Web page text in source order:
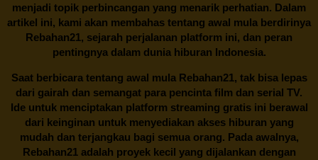
menjadi topik perbincangan yang menarik perhatian. Dalam
artikel ini, kami akan membahas tentang awal mula berdirinya
Rebahan21, sejarah perjalanan platform ini, dan peran
pentingnya dalam dunia hiburan Indonesia.
Saat berbicara tentang awal mula Rebahan21, tak bisa lepas
dari gairah dan semangat para pencinta film dan serial TV.
Ide untuk menciptakan platform streaming gratis ini berawal
dari keinginan untuk menyediakan akses hiburan yang
mudah dan terjangkau bagi semua orang. Pada awalnya,
Rebahan21 adalah proyek kecil yang dijalankan dengan